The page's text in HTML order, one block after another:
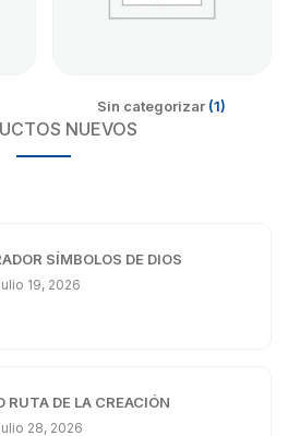
Sin categorizar (1)
NUEVOS
SÍMBOLOS DE DIOS
julio 19, 2026
RUTA DE LA CREACIÓN
julio 28, 2026